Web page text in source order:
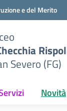
e del Merito
Severo (FG)
Novità